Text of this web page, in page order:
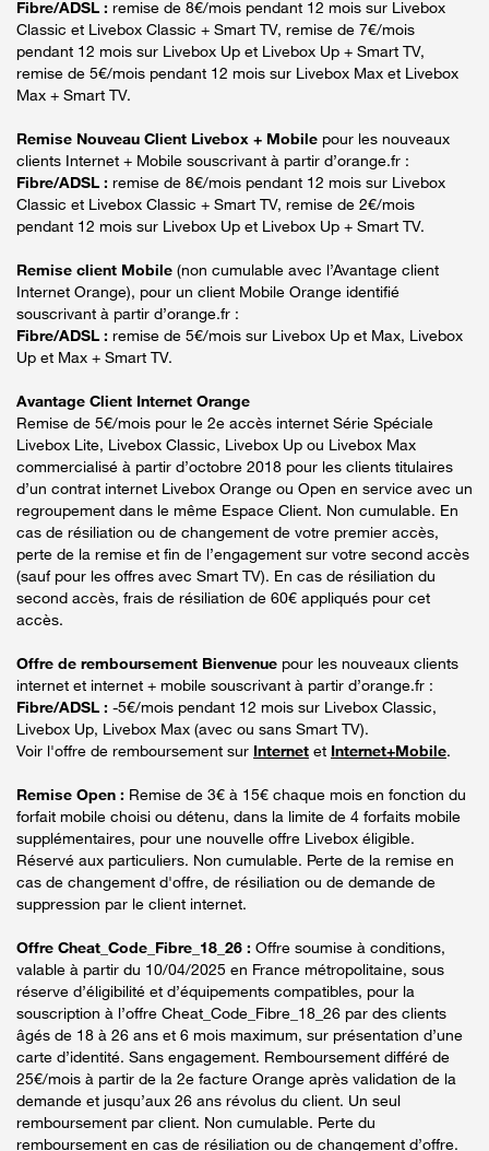
Fibre/ADSL : remise de 8€/mois pendant 12 mois sur Livebox
Classic et Livebox Classic + Smart TV, remise de 7€/mois
pendant 12 mois sur Livebox Up et Livebox Up + Smart TV,
remise de 5€/mois pendant 12 mois sur Livebox Max et Livebox
Max + Smart TV.
Remise Nouveau Client Livebox + Mobile pour les nouveaux
clients Internet + Mobile souscrivant à partir d’orange.fr :
Fibre/ADSL : remise de 8€/mois pendant 12 mois sur Livebox
Classic et Livebox Classic + Smart TV, remise de 2€/mois
pendant 12 mois sur Livebox Up et Livebox Up + Smart TV.
Remise client Mobile (non cumulable avec l’Avantage client
Internet Orange), pour un client Mobile Orange identifié
souscrivant à partir d’orange.fr :
Fibre/ADSL : remise de 5€/mois sur Livebox Up et Max, Livebox
Up et Max + Smart TV.
Avantage Client Internet Orange
Remise de 5€/mois pour le 2e accès internet Série Spéciale
Livebox Lite, Livebox Classic, Livebox Up ou Livebox Max
commercialisé à partir d’octobre 2018 pour les clients titulaires
d’un contrat internet Livebox Orange ou Open en service avec un
regroupement dans le même Espace Client. Non cumulable. En
cas de résiliation ou de changement de votre premier accès,
perte de la remise et fin de l’engagement sur votre second accès
(sauf pour les offres avec Smart TV). En cas de résiliation du
second accès, frais de résiliation de 60€ appliqués pour cet
accès.
Offre de remboursement Bienvenue pour les nouveaux clients
internet et internet + mobile souscrivant à partir d’orange.fr :
Fibre/ADSL : -5€/mois pendant 12 mois sur Livebox Classic,
Livebox Up, Livebox Max (avec ou sans Smart TV).
Voir l'offre de remboursement sur Internet et Internet+Mobile.
Remise Open : Remise de 3€ à 15€ chaque mois en fonction du
forfait mobile choisi ou détenu, dans la limite de 4 forfaits mobile
supplémentaires, pour une nouvelle offre Livebox éligible.
Réservé aux particuliers. Non cumulable. Perte de la remise en
cas de changement d'offre, de résiliation ou de demande de
suppression par le client internet.
Offre Cheat_Code_Fibre_18_26 : Offre soumise à conditions,
valable à partir du 10/04/2025 en France métropolitaine, sous
réserve d’éligibilité et d’équipements compatibles, pour la
souscription à l’offre Cheat_Code_Fibre_18_26 par des clients
âgés de 18 à 26 ans et 6 mois maximum, sur présentation d’une
carte d’identité. Sans engagement. Remboursement différé de
25€/mois à partir de la 2e facture Orange après validation de la
demande et jusqu’aux 26 ans révolus du client. Un seul
remboursement par client. Non cumulable. Perte du
remboursement en cas de résiliation ou de changement d’offre.